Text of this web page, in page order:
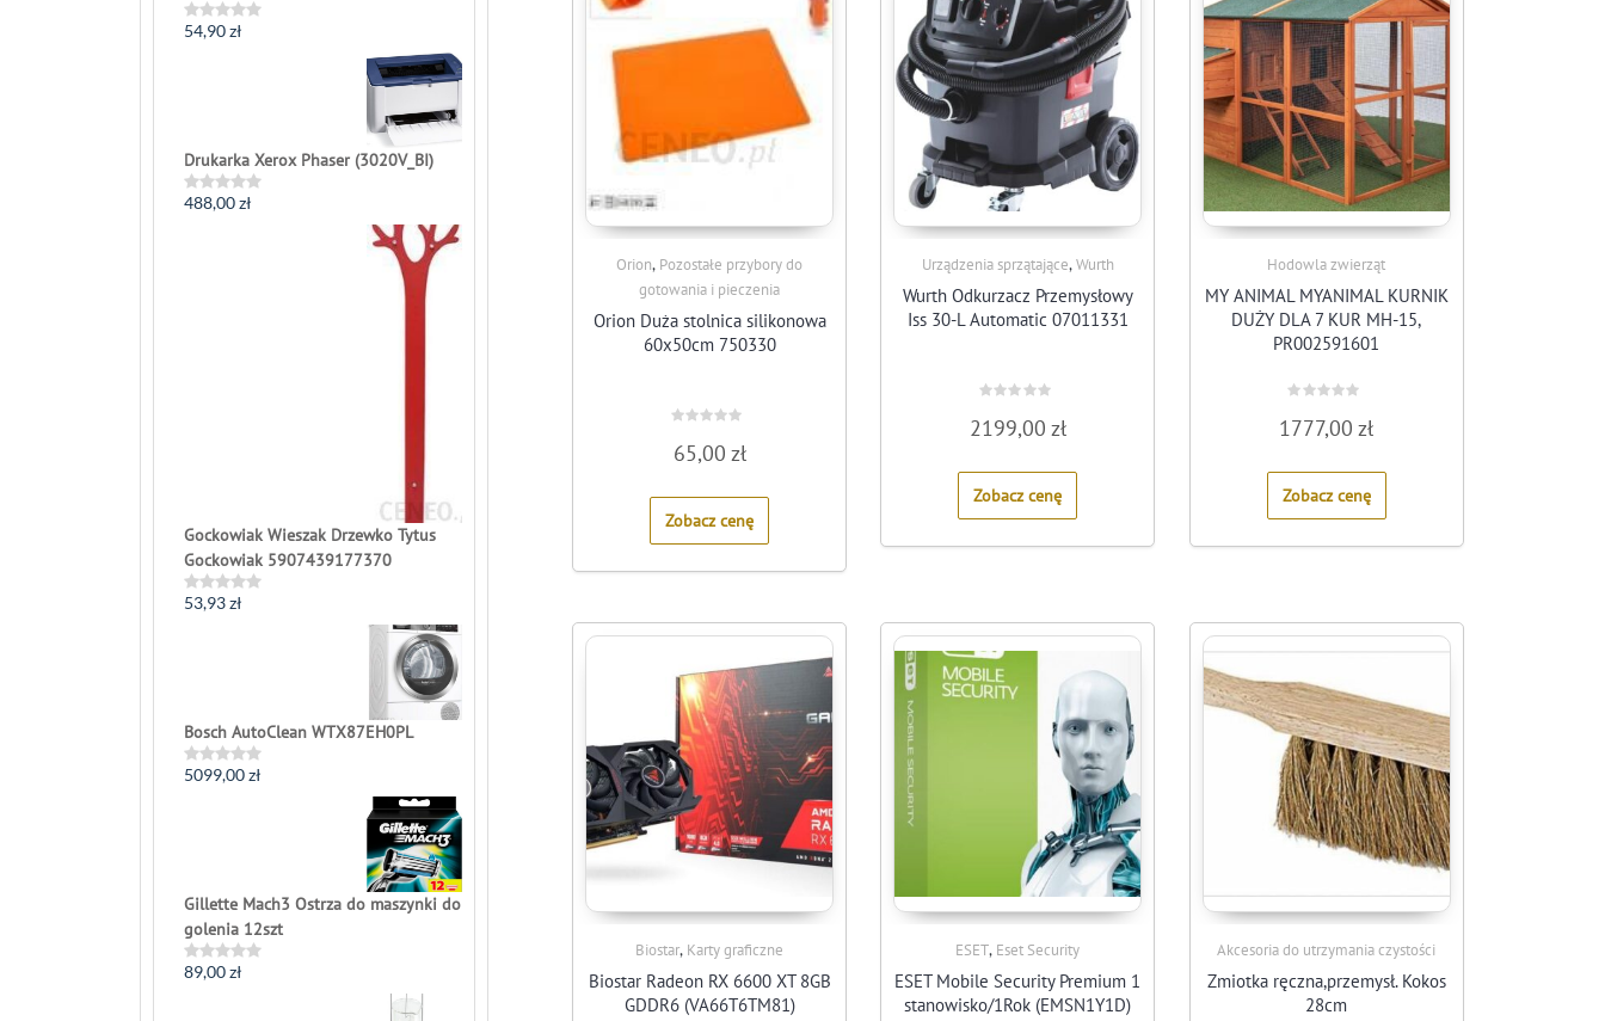
Orion, Pozostałe przybory do
gotowania i pieczenia
Orion Duża stolnica silikonowa
60x50cm 750330
0
out
5
65,00 zł
Zobacz cenę
Urządzenia sprzątające,Wurth
Wurth Odkurzacz Przemysłowy
Iss 30-L Automatic 07011331
0
out
5
2199,00 zł
Zobacz cenę
Hodowla zwierząt
MY ANIMAL MYANIMAL KURNIK
DUŻY DLA 7 KUR MH-15,
PR002591601
0
out
5
1777,00zł
Zobacz cenę
Biostar, Karty graficzne
Biostar Radeon RX 6600 XT 8GB
GDDR6 (VA66T6TM81)
ESET, Eset Security
ESET Mobile Security Premium 1
stanowisko/1Rok (EMSN1Y1D)
Akcesoria do utrzymania czystości
Zmiotka ręczna,przemysł. Kokos
28cm
Rated
54,90zł
Drukarka Xerox Phaser (3020V_BI)
Rated
488,00zł
Gockowiak Wieszak Drzewko Tytus
Gockowiak 5907439177370
Rated
53,93zł
Bosch AutoClean WTX87EH0PL
Rated
5099,00zł
Gillette Mach3 Ostrza do maszynki do
golenia 12szt
Rated
89,00zł